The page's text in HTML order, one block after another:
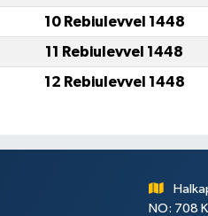
10 Rebiulevvel 1448
11 Rebiulevvel 1448
12 Rebiulevvel 1448
NO: 708